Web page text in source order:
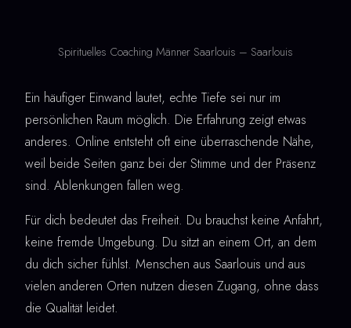
Spirituelles Coaching Männer Saarlouis – Saarlouis
Ein häufiger Einwand lautet, echte Tiefe sei nur im
persönlichen Raum möglich. Die Erfahrung zeigt etwas
anderes. Online entsteht oft eine überraschende Nähe,
weil beide Seiten ganz bei der Stimme und der Präsenz
sind. Ablenkungen fallen weg.
Für dich bedeutet das Freiheit. Du brauchst keine Anfahrt,
keine fremde Umgebung. Du sitzt an einem Ort, an dem
du dich sicher fühlst. Menschen aus Saarlouis und aus
vielen anderen Orten nutzen diesen Zugang, ohne dass
die Qualität leidet.